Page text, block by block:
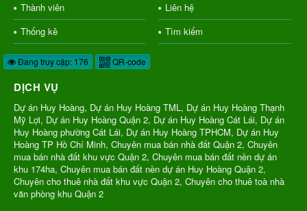
Thành viên
Liên hệ
Thống kê
Tìm kiếm
Đang truy cập: 176 QR-code
DỊCH VỤ
Dự án Huy Hoàng, Dự án Huy Hoàng TML, Dự án Huy Hoàng Thạnh
Mỹ Lợi, Dự án Huy Hoàng Quận 2, Dự án Huy Hoàng Cát Lái, Dự án
Huy Hoàng phường Cát Lái, Dự án Huy Hoàng TPHCM, Dự án Huy
Hoàng TP Hồ Chí Minh, Chuyên mua bán nhà đất Quận 2, Chuyên
mua bán nhà đất khu vực Quận 2, Chuyên mua bán đất nền dự án
khu 174ha, Chuyên mua bán đất nền dự án Huy Hoàng Quận 2,
Chuyên cho thuê nhà đất khu vực Quận 2, Chuyên cho thuê toà nhà
văn phòng khu Quận 2